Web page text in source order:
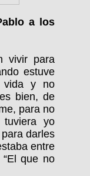
a los
vivir para
estuve
vida y no
bien, de
para no
yo
darles
entre
que no